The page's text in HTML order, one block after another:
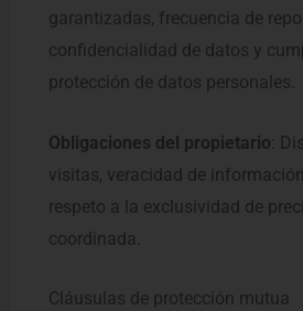
garantizadas, frecuencia de
confidencialidad de datos y
protección de datos personales.
Obligaciones del propietario :
visitas, veracidad de
respeto a la exclusividad de
coordinada.
Cláusulas de protección mutua